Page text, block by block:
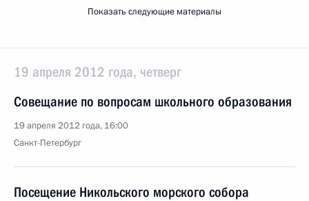
Показать следующие материалы
19 апреля 2012 года, четверг
Совещание по вопросам школьного образования
19 апреля 2012 года, 16:00
Санкт-Петербург
Посещение Никольского морского собора